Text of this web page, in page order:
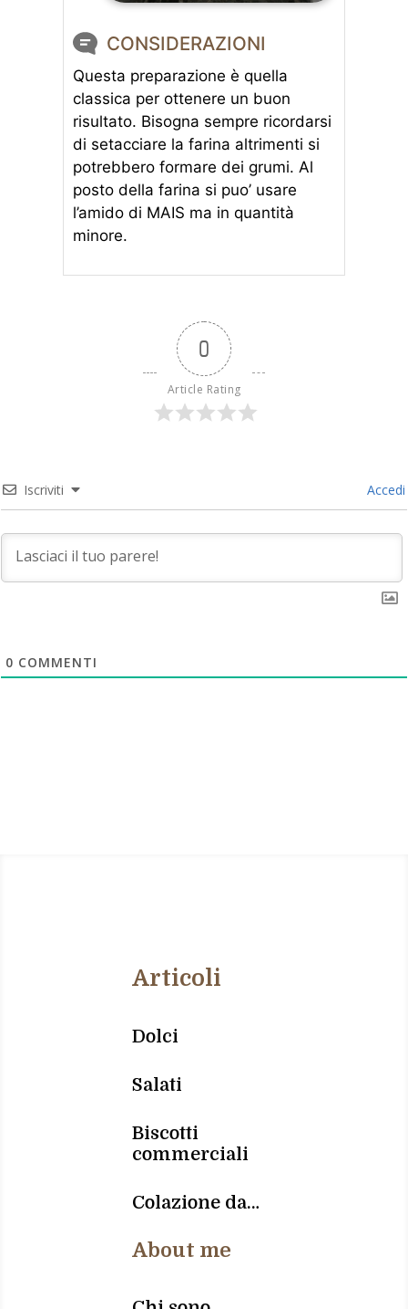
CONSIDERAZIONI
Questa preparazione è quella
classica per ottenere un buon
risultato. Bisogna sempre ricordarsi
di setacciare la farina altrimenti si
potrebbero formare dei grumi. Al
posto della farina si puo’ usare
l’amido di MAIS ma in quantità
minore.
0
Article Rating
Iscriviti Accedi
0 COMMENTI
Articoli
Dolci
Salati
Biscotti
commerciali
Colazione da…
About me